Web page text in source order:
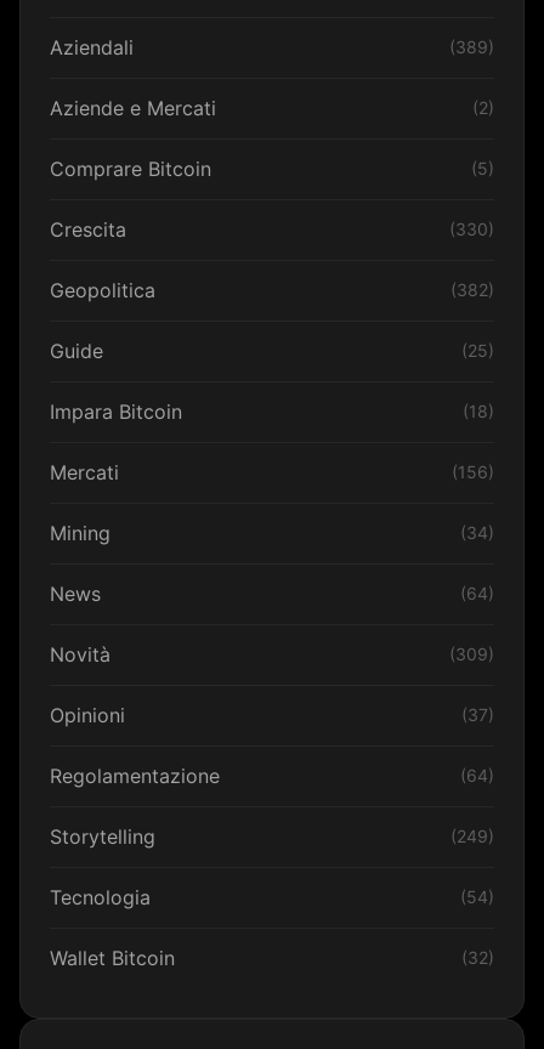
Aziendali (389)
Aziende e Mercati (2)
Comprare Bitcoin (5)
Crescita (330)
Geopolitica (382)
Guide (25)
Impara Bitcoin (18)
Mercati (156)
Mining (34)
News (64)
Novità (309)
Opinioni (37)
Regolamentazione (64)
Storytelling (249)
Tecnologia (54)
Wallet Bitcoin (32)